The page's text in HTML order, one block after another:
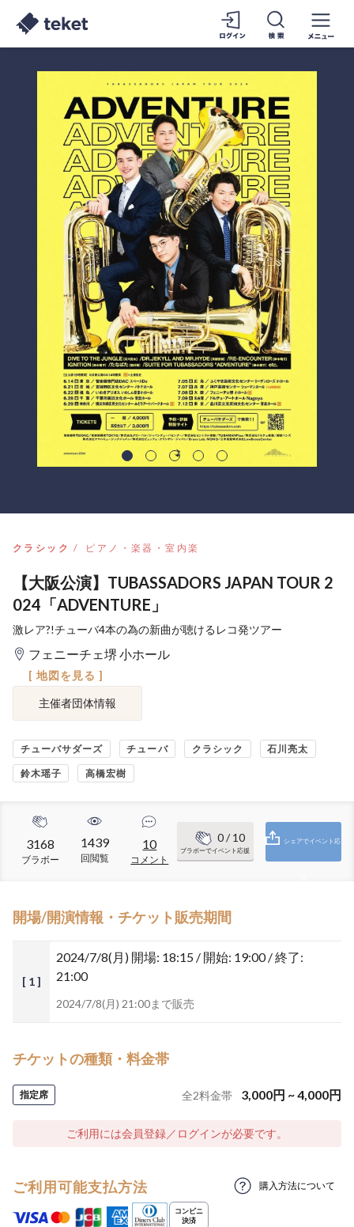
クラシック ピアノ・楽器・室内楽
【大阪公演】TUBASSADORS JAPAN TOUR 2
024「ADVENTURE」
激レア?!チューバ4本の為の新曲が聴けるレコ発ツアー
フェニーチェ堺 小ホール
[ 地図を見る ]
主催者団体情報
チューバサダーズ チューバ クラシック 石川亮太
鈴木瑶子 高橋宏樹
3168
ブラボー
1439
回閲覧
10
コメント
0/ 10
ブラボーでイベント応援
シェアでイベント応
開場/開演情報・チケット販売期間
[ 1 ]
2024/7/8(月) 開場: 18:15 / 開始: 19:00 / 終了:
21:00
2024/7/8(月) 21:00まで販売
チケットの種類・料金帯
指定席 全2料金帯 3,000円 ~4,000円
ご利用には会員登録／ログインが必要です。
ご利用可能支払方法 購入方法について